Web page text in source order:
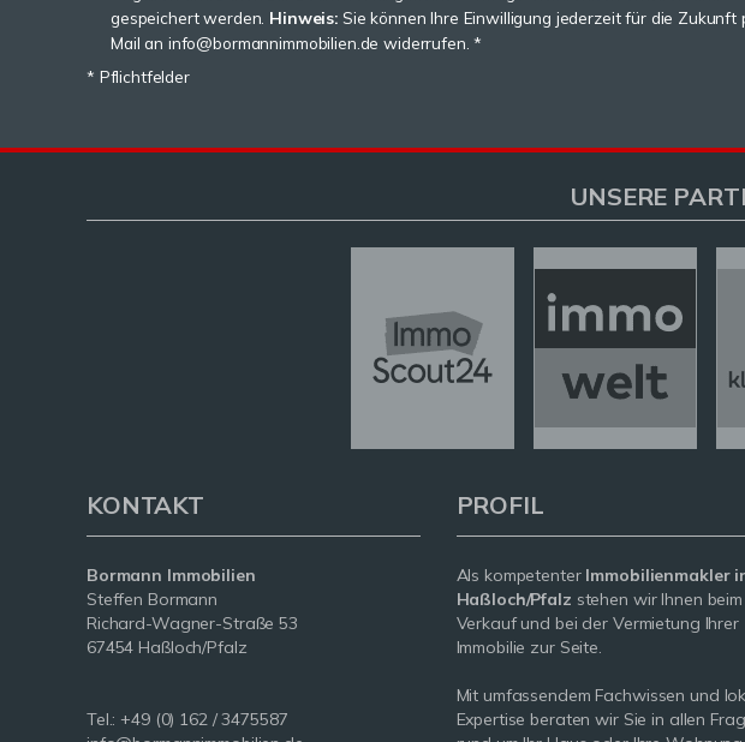
gespeichert werden. Hinweis:Sie können Ihre Einwilligung jederzeit für die Zukunft
Mail an info@bormannimmobilien.de widerrufen. *
* Pflichtfelder
UNSERE
KONTAKT
Bormann Immobilien
Steffen Bormann
Richard-Wagner-Straße 53
67454 Haßloch/Pfalz
Tel.: +49 (0) 162 / 3475587
PROFIL
Als kompetenter Immobilienmakler
Haßloch/Pfalz stehen wir Ihnen beim
Verkauf und bei der Vermietung Ihrer
Immobilie zur Seite.
Mit umfassendem Fachwissen und
Expertise beraten wir Sie in allen